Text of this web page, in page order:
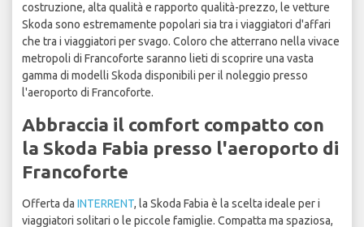
costruzione, alta qualità e rapporto qualità-prezzo, le vetture
Skoda sono estremamente popolari sia tra i viaggiatori d'affari
che tra i viaggiatori per svago. Coloro che atterrano nella vivace
metropoli di Francoforte saranno lieti di scoprire una vasta
gamma di modelli Skoda disponibili per il noleggio presso
l'aeroporto di Francoforte.
Abbraccia il comfort compatto con
la Skoda Fabia presso l'aeroporto di
Francoforte
Offerta da INTERRENT, la Skoda Fabia è la scelta ideale per i
viaggiatori solitari o le piccole famiglie. Compatta ma spaziosa,